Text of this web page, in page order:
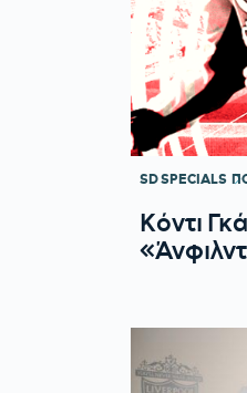
SD SPECIALS
Κόντι